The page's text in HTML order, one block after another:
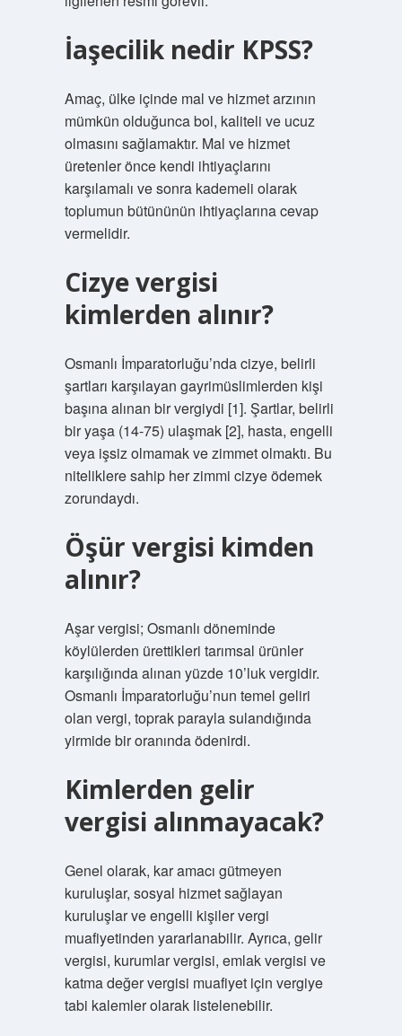
İaşecilik nedir KPSS?
Amaç, ülke içinde mal ve hizmet arzının
mümkün olduğunca bol, kaliteli ve ucuz
olmasını sağlamaktır. Mal ve hizmet
üretenler önce kendi ihtiyaçlarını
karşılamalı ve sonra kademeli olarak
toplumun bütününün ihtiyaçlarına cevap
vermelidir.
Cizye vergisi
kimlerden alınır?
Osmanlı İmparatorluğu’nda cizye, belirli
şartları karşılayan gayrimüslimlerden kişi
başına alınan bir vergiydi [1]. Şartlar, belirli
bir yaşa (14-75) ulaşmak [2], hasta, engelli
veya işsiz olmamak ve zimmet olmaktı. Bu
niteliklere sahip her zimmi cizye ödemek
zorundaydı.
Öşür vergisi kimden
alınır?
Aşar vergisi; Osmanlı döneminde
köylülerden ürettikleri tarımsal ürünler
karşılığında alınan yüzde 10’luk vergidir.
Osmanlı İmparatorluğu’nun temel geliri
olan vergi, toprak parayla sulandığında
yirmide bir oranında ödenirdi.
Kimlerden gelir
vergisi alınmayacak?
Genel olarak, kar amacı gütmeyen
kuruluşlar, sosyal hizmet sağlayan
kuruluşlar ve engelli kişiler vergi
muafiyetinden yararlanabilir. Ayrıca, gelir
vergisi, kurumlar vergisi, emlak vergisi ve
katma değer vergisi muafiyet için vergiye
tabi kalemler olarak listelenebilir.